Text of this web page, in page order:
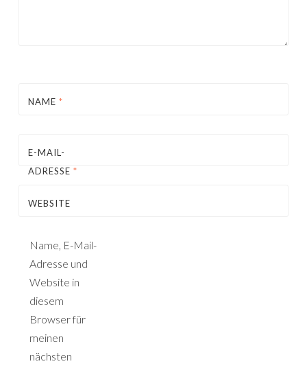
NAME *
E-MAIL-
ADRESSE *
WEBSITE
Name, E-Mail-
Adresse und
Website in
diesem
Browser für
meinen
nächsten